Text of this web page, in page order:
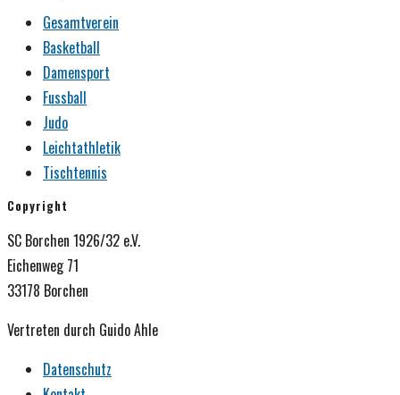
Gesamtverein
Basketball
Damensport
Fussball
Judo
Leichtathletik
Tischtennis
Copyright
SC Borchen 1926/32 e.V.
Eichenweg 71
33178 Borchen
Vertreten durch Guido Ahle
Datenschutz